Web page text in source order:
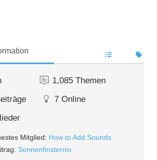
1,085 Themen
7 Online
Mitglied: How to Add Sounds
Sonnenfinsternis